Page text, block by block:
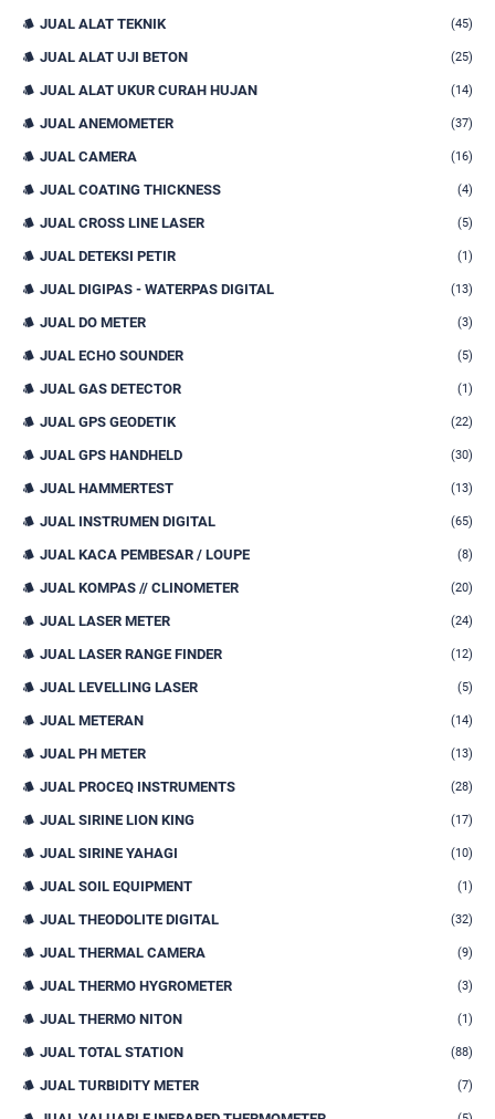
JUAL ALAT TEKNIK (45)
JUAL ALAT UJI BETON (25)
JUAL ALAT UKUR CURAH HUJAN (14)
JUAL ANEMOMETER (37)
JUAL CAMERA (16)
JUAL COATING THICKNESS (4)
JUAL CROSS LINE LASER (5)
JUAL DETEKSI PETIR (1)
JUAL DIGIPAS - WATERPAS DIGITAL (13)
JUAL DO METER (3)
JUAL ECHO SOUNDER (5)
JUAL GAS DETECTOR (1)
JUAL GPS GEODETIK (22)
JUAL GPS HANDHELD (30)
JUAL HAMMERTEST (13)
JUAL INSTRUMEN DIGITAL (65)
JUAL KACA PEMBESAR / LOUPE (8)
JUAL KOMPAS // CLINOMETER (20)
JUAL LASER METER (24)
JUAL LASER RANGE FINDER (12)
JUAL LEVELLING LASER (5)
JUAL METERAN (14)
JUAL PH METER (13)
JUAL PROCEQ INSTRUMENTS (28)
JUAL SIRINE LION KING (17)
JUAL SIRINE YAHAGI (10)
JUAL SOIL EQUIPMENT (1)
JUAL THEODOLITE DIGITAL (32)
JUAL THERMAL CAMERA (9)
JUAL THERMO HYGROMETER (3)
JUAL THERMO NITON (1)
JUAL TOTAL STATION (88)
JUAL TURBIDITY METER (7)